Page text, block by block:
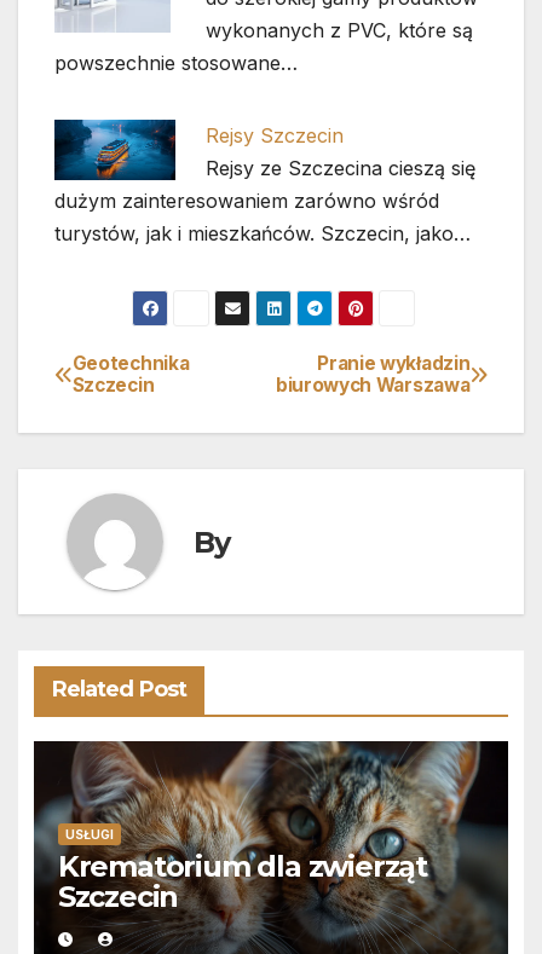
wykonanych z PVC, które są
powszechnie stosowane…
Rejsy Szczecin
Rejsy ze Szczecina cieszą się
dużym zainteresowaniem zarówno wśród
turystów, jak i mieszkańców. Szczecin, jako…
Nawigacja
wpisu
Pranie wykładzin
biurowych Warszawa
Geotechnika
Szczecin
By
Related Post
USŁUGI
Krematorium dla zwierząt
Szczecin